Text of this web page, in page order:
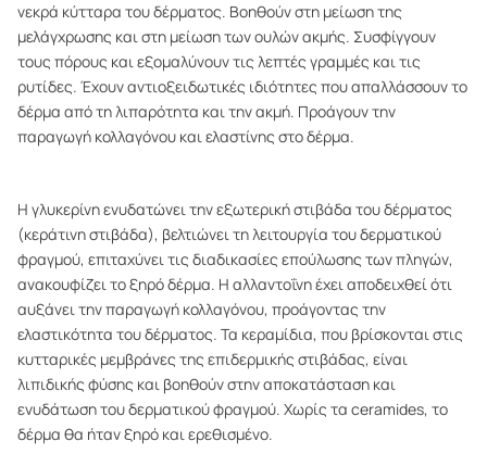
νεκρά κύτταρα του δέρματος. Βοηθούν στη μείωση της
μελάγχρωσης και στη μείωση των ουλών ακμής. Συσφίγγουν
τους πόρους και εξομαλύνουν τις λεπτές γραμμές και τις
ρυτίδες. Έχουν αντιοξειδωτικές ιδιότητες που απαλλάσσουν το
δέρμα από τη λιπαρότητα και την ακμή. Προάγουν την
παραγωγή κολλαγόνου και ελαστίνης στο δέρμα.
Η γλυκερίνη ενυδατώνει την εξωτερική στιβάδα του δέρματος
(κεράτινη στιβάδα), βελτιώνει τη λειτουργία του δερματικού
φραγμού, επιταχύνει τις διαδικασίες επούλωσης των πληγών,
ανακουφίζει το ξηρό δέρμα. Η αλλαντοΐνη έχει αποδειχθεί ότι
αυξάνει την παραγωγή κολλαγόνου, προάγοντας την
ελαστικότητα του δέρματος. Τα κεραμίδια, που βρίσκονται στις
κυτταρικές μεμβράνες της επιδερμικής στιβάδας, είναι
λιπιδικής φύσης και βοηθούν στην αποκατάσταση και
ενυδάτωση του δερματικού φραγμού. Χωρίς τα ceramides, το
δέρμα θα ήταν ξηρό και ερεθισμένο.